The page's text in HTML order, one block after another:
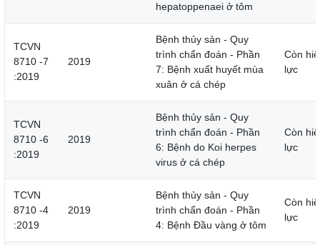
hepatoppenaei ở tôm
TCVN
8710 -7
:2019
2019
Bệnh thủy sản - Quy
trình chẩn đoán - Phần
7: Bệnh xuất huyết mùa
xuân ở cá chép
Còn
lực
TCVN
8710 -6
:2019
2019
Bệnh thủy sản - Quy
trình chẩn đoán - Phần
6: Bệnh do Koi herpes
virus ở cá chép
Còn
lực
TCVN
8710 -4
:2019
2019
Bệnh thủy sản - Quy
trình chẩn đoán - Phần
4: Bệnh Đầu vàng ở tôm
Còn
lực